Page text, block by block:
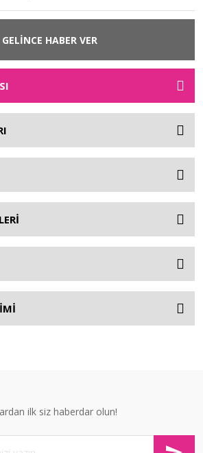
GELİNCE HABER VER
ilk siz haberdar olun!